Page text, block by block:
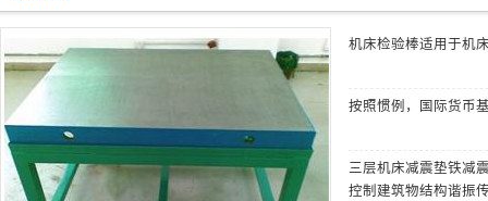
机床检验棒适用于机
按照惯例，国际货币
三层机床减震垫铁减
控制建筑物结构谐振